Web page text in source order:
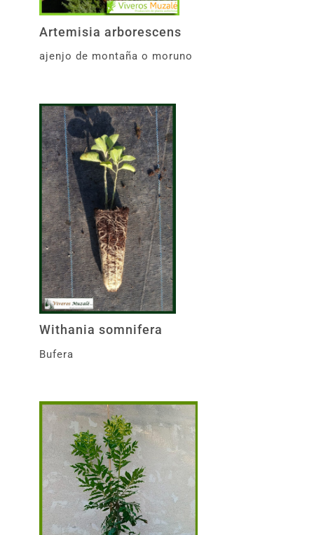
Artemisia arborescens
ajenjo de montaña o moruno
Withania somnifera
Bufera